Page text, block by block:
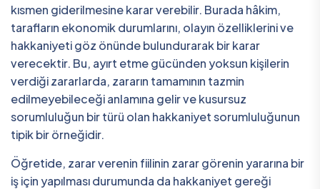
kısmen giderilmesine karar verebilir. Burada hâkim,
tarafların ekonomik durumlarını, olayın özelliklerini ve
hakkaniyeti göz önünde bulundurarak bir karar
verecektir. Bu, ayırt etme gücünden yoksun kişilerin
verdiği zararlarda, zararın tamamının tazmin
edilmeyebileceği anlamına gelir ve kusursuz
sorumluluğun bir türü olan hakkaniyet sorumluluğunun
tipik bir örneğidir.
Öğretide, zarar verenin fiilinin zarar görenin yararına bir
iş için yapılması durumunda da hakkaniyet gereği